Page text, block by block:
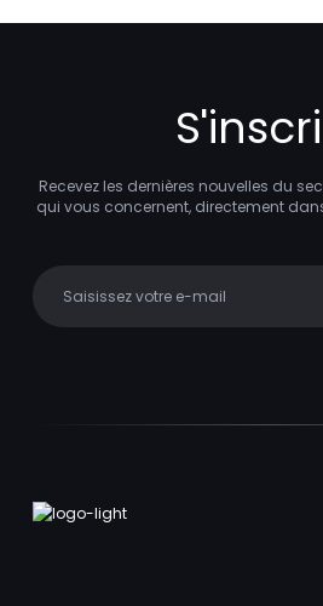
Recevez les dernières nouvelles du
qui vous concernent, directement